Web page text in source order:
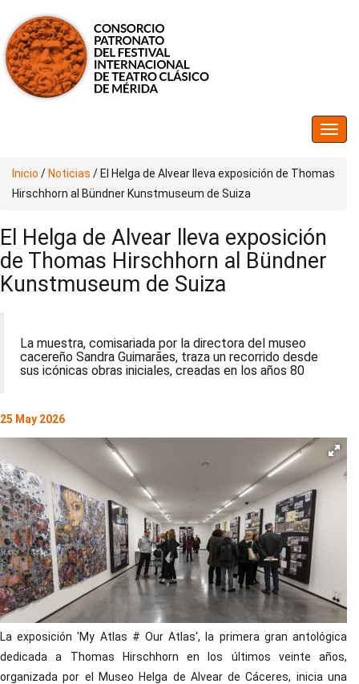
Inicio / Noticias / El Helga de Alvear lleva exposición de Thomas
Hirschhorn al Bündner Kunstmuseum de Suiza
El Helga de Alvear lleva exposición
de Thomas Hirschhorn al Bündner
Kunstmuseum de Suiza
La muestra, comisariada por la directora del museo
cacereño Sandra Guimarães, traza un recorrido desde
sus icónicas obras iniciales, creadas en los años 80
25 May 2026
La exposición 'My Atlas # Our Atlas', la primera gran antológica
dedicada a Thomas Hirschhorn en los últimos veinte años,
organizada por el Museo Helga de Alvear de Cáceres, inicia una